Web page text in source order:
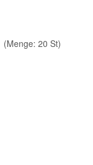
(Menge: 20 St)